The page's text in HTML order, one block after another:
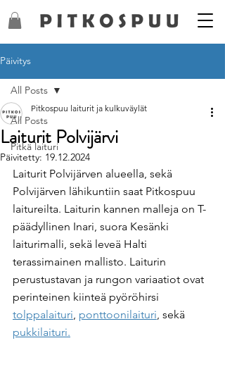
Päivitys
All Posts
Pitkä laituri
All Posts
Laiturit Polvijärvi
Pitkospuu laiturit ja kulkuväylät
Päivitetty: 19.12.2024
Laiturit Polvijärven alueella, sekä
Polvijärven lähikuntiin saat Pitkospuu
laitureilta. Laiturin kannen malleja on T-
päädyllinen Inari, suora Kesänki
laiturimalli, sekä leveä Halti
terassimainen mallisto. Laiturin
perustustavan ja rungon variaatiot ovat
perinteinen kiinteä pyöröhirsi
tolppalaituri, ponttoonilaituri, sekä
pukkilaituri.